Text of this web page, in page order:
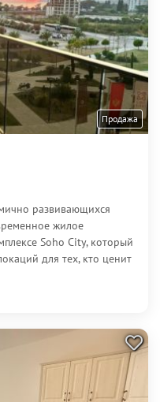
Продажа
развивающихся
жилое
Soho City, который
для тех, кто ценит